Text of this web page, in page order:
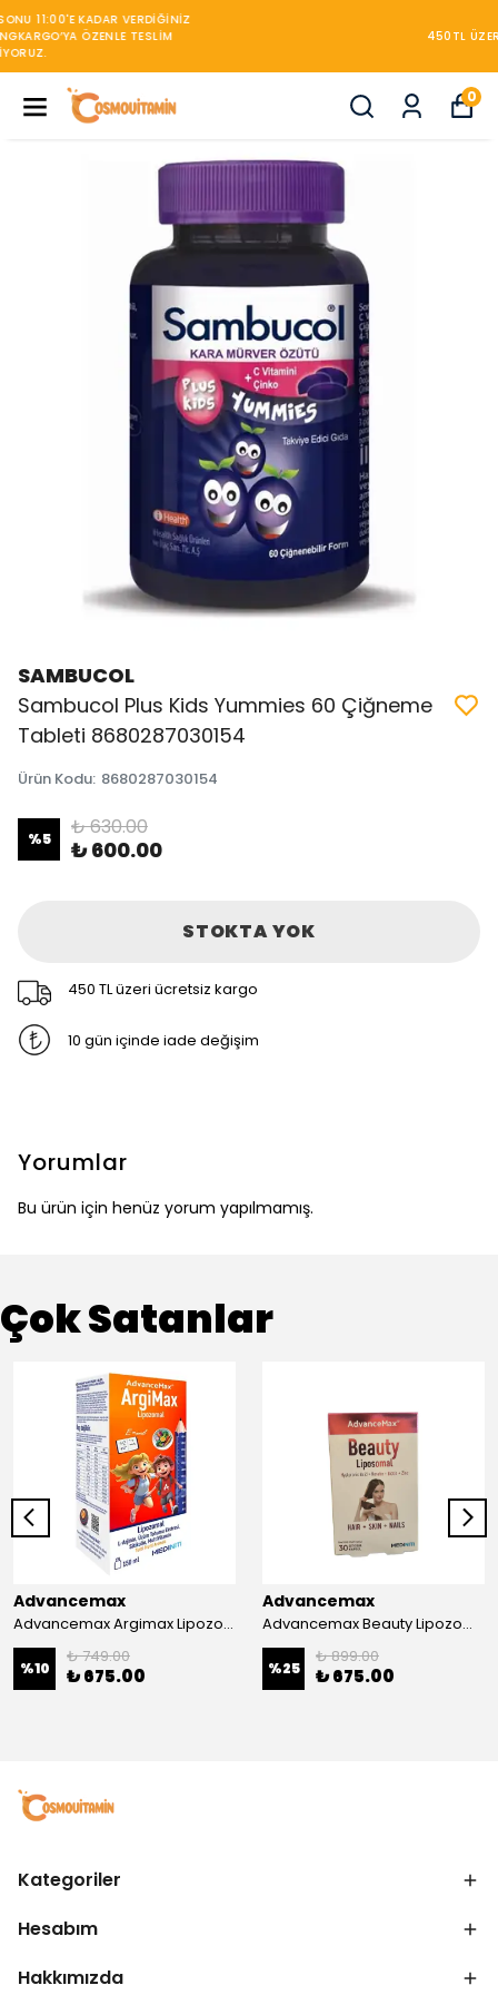
450TL ÜZERİ KARGO BEDAVA
0
SAMBUCOL
Sambucol Plus Kids Yummies 60 Çiğneme
Tableti 8680287030154
Ürün Kodu: 8680287030154
%5 ₺ 630.00
₺ 600.00
STOKTA YOK
450 TL üzeri ücretsiz kargo
10 gün içinde iade değişim
Yorumlar
Bu ürün için henüz yorum yapılmamış.
Çok Satanlar
Advancemax
Advancemax Argimax Lipozomal Sıvı 150 ml 8684375607587
%10
₺ 749.00
₺ 675.00
Advancemax
Advancemax Beauty Lipozomal Hyalüronik Asit Keratin Biotin Zn 30 Kapsül 8684375607556
%25
₺ 899.00
₺ 675.00
Kategoriler
Hesabım
Hakkımızda